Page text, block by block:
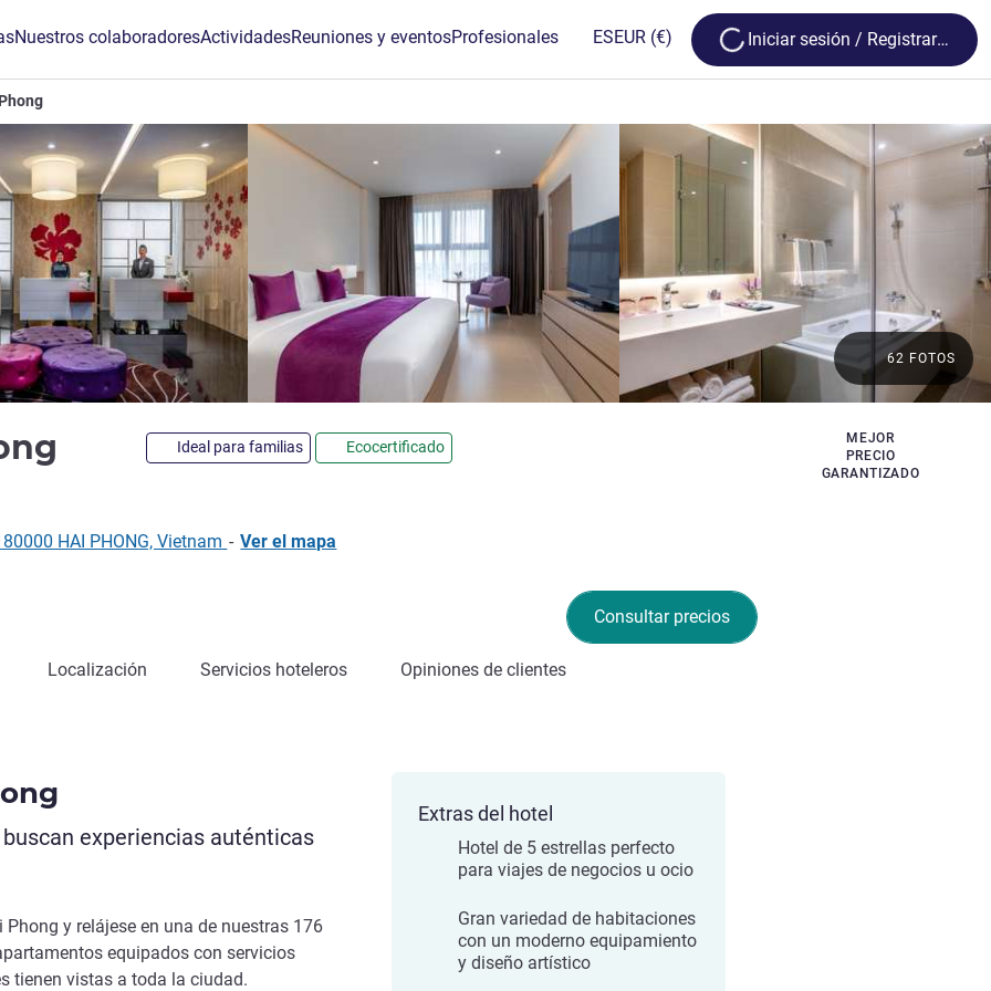
Nuestros colaboradoresActividadesReuniones y eventosProfesionales ESEUR (€) Loading...
Iniciar sesión / Registrarse
5 estrellasIdeal para familias Ecocertificado
ALL)
MEJOR
PRECIO
GARANTIZADO
62 FOTOS
HAI PHONG, Vietnam - Ver el mapa
Consultar precios
Localización Servicios hoteleros Opiniones de clientes
experiencias auténticas
y relájese en una de nuestras 176
equipados con servicios
tienen vistas a toda la ciudad.
Extras del hotel
Hotel de 5 estrellas perfecto
para viajes de negocios u ocio
Gran variedad de habitaciones
con un moderno equipamiento
y diseño artístico